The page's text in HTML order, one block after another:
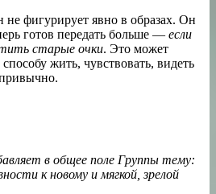
фигурирует явно в образах. Он
готов передать больше — если
старые очки. Это может
жить, чувствовать, видеть
в общее поле Группы тему:
к новому и мягкой, зрелой